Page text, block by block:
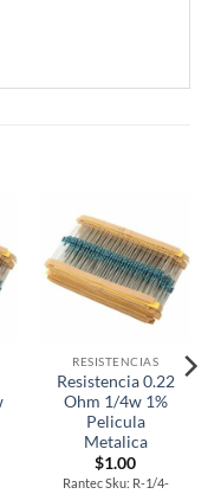
RESISTENCIAS
Resistencia 0.22
Ohm 1/4w 1%
Pelicula
Metalica
$1.00
Rantec Sku: R-1/4-